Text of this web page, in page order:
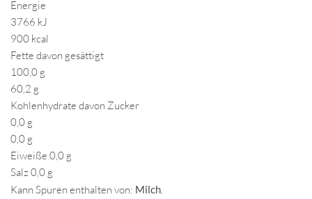
Energie
3766 kJ
900 kcal
Fette davon gesättigt
100,0 g
60,2 g
Kohlenhydrate davon Zucker
0,0 g
0,0 g
Eiweiße 0,0 g
Salz 0,0 g
Kann Spuren enthalten von: Milch.